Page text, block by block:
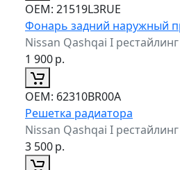
ОЕМ: 21519L3RUE
Фонарь задний наружный
Nissan Qashqai I
1 900р.
ОЕМ: 62310BR00A
Решетка радиатора
Nissan Qashqai I
3 500р.